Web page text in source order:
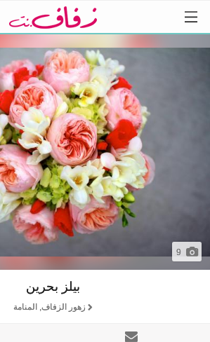
9
بيلز بحرين
زهور الزفاف, المنامة